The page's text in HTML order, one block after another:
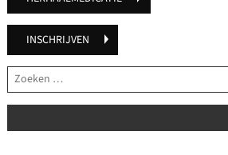
INSCHRIJVEN
Zoeken